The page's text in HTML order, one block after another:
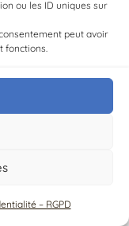
ou les ID uniques sur
peut avoir
fonctions.
– RGPD
droits réservés.